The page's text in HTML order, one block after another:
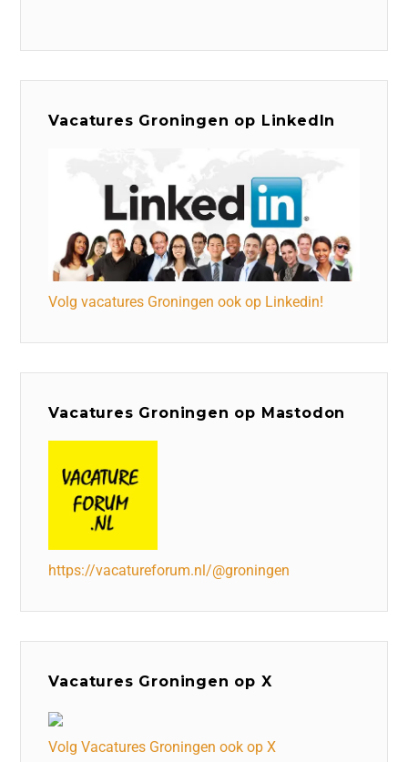
Vacatures Groningen op LinkedIn
Volg vacatures Groningen ook op Linkedin!
Vacatures Groningen op Mastodon
https://vacatureforum.nl/@groningen
Vacatures Groningen op X
Volg Vacatures Groningen ook op X